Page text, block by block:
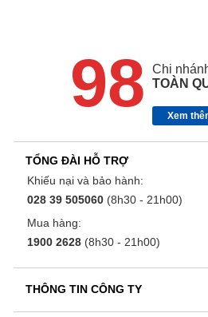
98
Chi
TOÀN
Xem
TỔNG ĐÀI HỖ TRỢ
Khiếu nại và bảo hành:
028 39 505060 (8h30 - 21h00)
Mua hàng:
1900 2628 (8h30 - 21h00)
THÔNG TIN CÔNG TY